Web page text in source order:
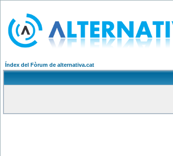
Índex del Fòrum de alternativa.cat